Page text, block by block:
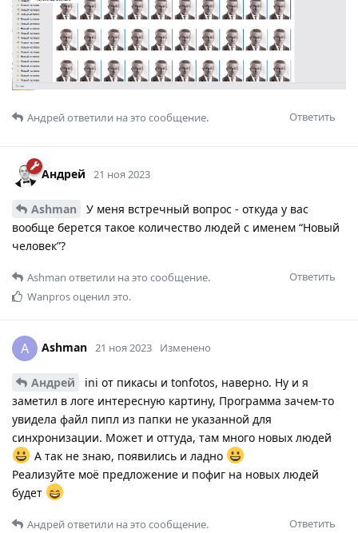
Ответить
Андрейответили на это сообщение.
Андрей 21 ноя 2023
Ashman
У меня встречный вопрос - откуда у вас
вообще берется такое количество людей с именем “Новый
человек”?
Ответить
Ashman ответили на это сообщение.
Wanprosоценил это.
A Ashman 21 ноя 2023 Изменено
Андрей
ini от пикасы и tonfotos, наверно. Ну и я
заметил в логе интересную картину, Программа зачем-то
увидела файл пипл из папки не указанной для
синхронизации. Может и оттуда, там много новых людей
А так не знаю, появились и ладно
Реализуйте моё предложение и пофиг на новых людей
будет
Ответить
Андрейответили на это сообщение.